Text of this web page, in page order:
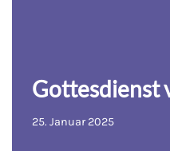
Gottesdienst
25. Januar 2025